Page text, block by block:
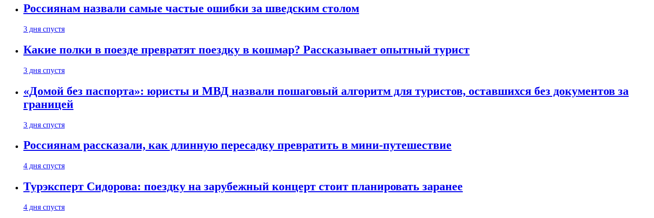
Россиянам назвали самые частые ошибки за шведским столом
3 дня спустя
Какие полки в поезде превратят поездку в кошмар? Рассказывает опытный турист
3 дня спустя
«Домой без паспорта»: юристы и МВД назвали пошаговый алгоритм для туристов, оставшихся без документов за
границей
3 дня спустя
Россиянам рассказали, как длинную пересадку превратить в мини-путешествие
4 дня спустя
Турэксперт Сидорова: поездку на зарубежный концерт стоит планировать заранее
4 дня спустя